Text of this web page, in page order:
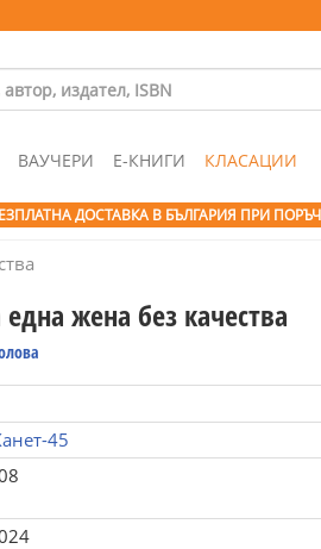
ВАУЧЕРИ Е-КНИГИ КЛАСАЦИИ
ДОСТАВКА В БЪЛГАРИЯ ПРИ
жена без качества
45